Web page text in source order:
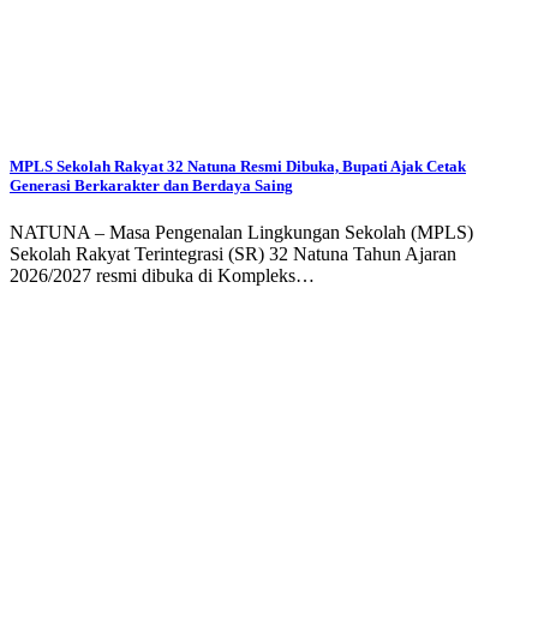
MPLS Sekolah Rakyat 32 Natuna Resmi Dibuka, Bupati Ajak Cetak
Generasi Berkarakter dan Berdaya Saing
NATUNA – Masa Pengenalan Lingkungan Sekolah (MPLS)
Sekolah Rakyat Terintegrasi (SR) 32 Natuna Tahun Ajaran
2026/2027 resmi dibuka di Kompleks…